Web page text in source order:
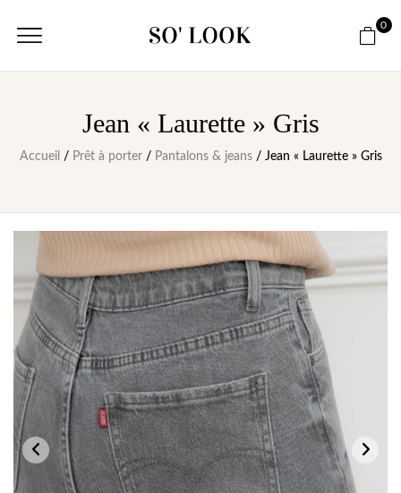
0
Jean « Laurette » Gris
Accueil / Prêt à porter/ Pantalons & jeans/ Jean « Laurette » Gris